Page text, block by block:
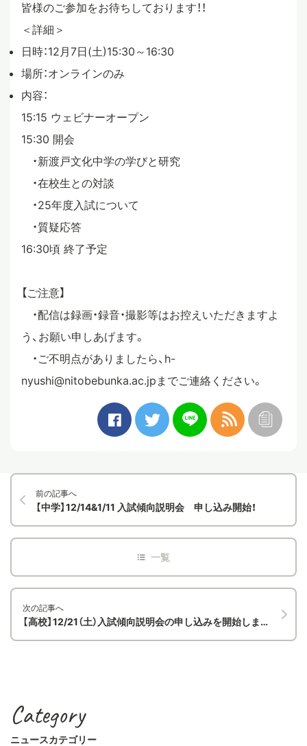
皆様のご参加をお待ちしております！！
＜詳細＞
日時：12月7日(土)15:30～16:30
場所：オンラインのみ
内容：
15:15 ウェビナーオープン
15:30 開会
・新渡戸文化中学の学びと研究
・在校生との対談
・25年度入試について
・質疑応答
16:30頃 終了予定
【ご注意】
・配信は録画・録音・撮影等はお控えいただきますよ
う、お願い申しあげます。
・ご不明点がありましたら、h-
nyushi@nitobebunka.ac.jpまでご連絡ください。
前の記事へ
【中学】12/14&1/11 入試傾向説明会 申し込み開始！
次の記事へ
【高校】12/21（土）入試傾向説明会の申し込みを開始しました！
Category
ニュースカテゴリー